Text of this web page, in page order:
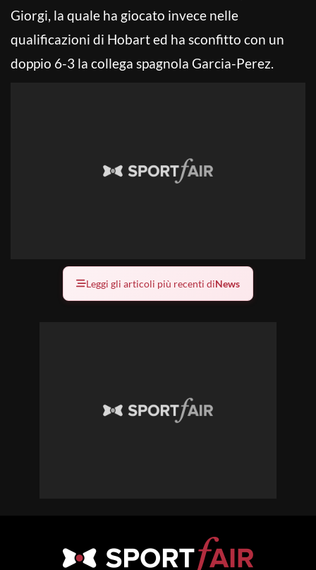
Giorgi, la quale ha giocato invece nelle
qualificazioni di Hobart ed ha sconfitto con un
doppio 6-3 la collega spagnola Garcia-Perez.
Leggi gli articoli più recenti diNews